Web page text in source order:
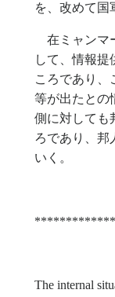
を、改めて国
在ミャンマ
して、情報提
ころであり、
等が出たとの
側に対しても
ろであり、邦
いく。
The internal